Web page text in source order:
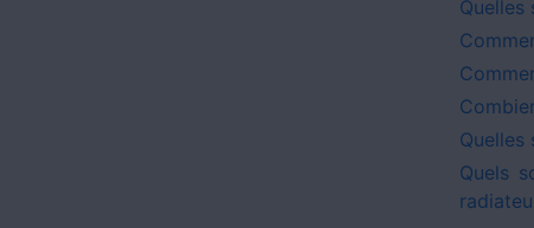
Quelles
Quelles
Quels